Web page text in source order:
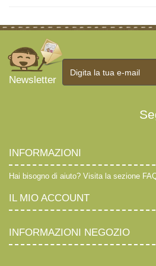
Newsletter
INFORMAZIONI
Hai bisogno di aiuto? Visita la sezione
IL MIO ACCOUNT
INFORMAZIONI NEGOZIO